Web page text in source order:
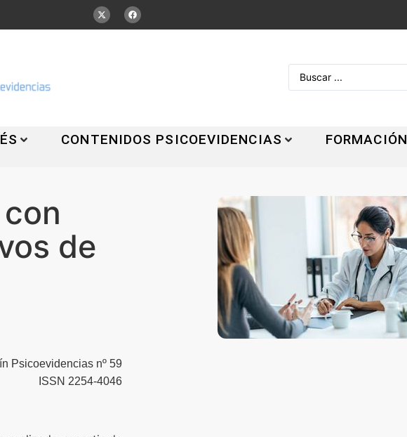
CONTENIDOS PSICOEVIDENCIAS FORMACIÓN
de
Psicoevidencias nº 59
ISSN 2254-4046